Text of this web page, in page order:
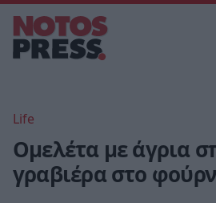
Life
Ομελέτα με άγρια
γραβιέρα στο